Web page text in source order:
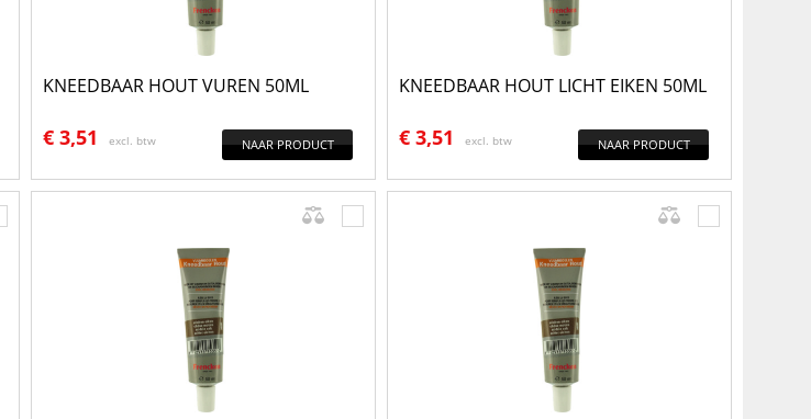
KNEEDBAAR HOUT VUREN 50ML
€ 3,51 excl. btw NAAR PRODUCT
KNEEDBAAR HOUT LICHT EIKEN 50ML
€ 3,51 excl. btw NAAR PRODUCT